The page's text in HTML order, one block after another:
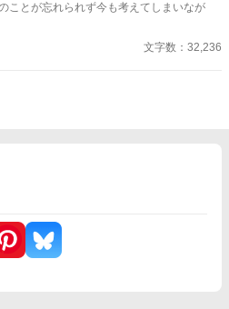
ことが忘れられず今も考えてしまいなが
文字数：32,236